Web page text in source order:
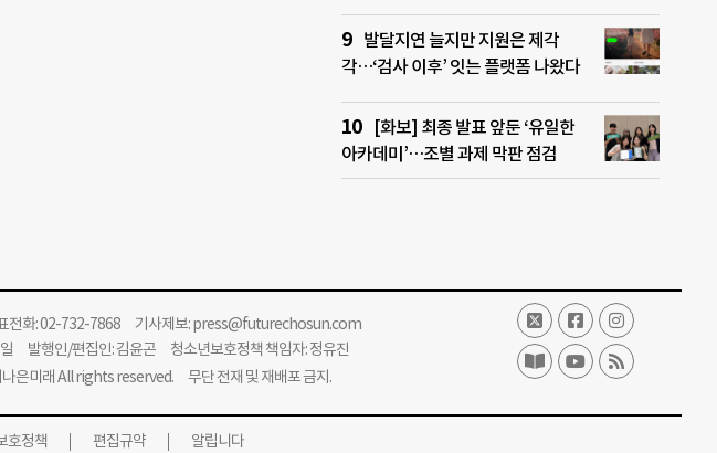
발달지연 늘지만 지원은 제각
각…‘검사 이후’ 잇는 플랫폼 나왔다
[화보] 최종 발표 앞둔 ‘유일한
아카데미’…조별 과제 막판 점검
전화: 02-732-7868 기사제보:press@futurechosun.com
발행인/편집인: 김윤곤 청소년보호정책 책임자: 정유진
은미래 All rights reserved. 무단 전재 및 재배포 금지.
호정책 편집규약 알립니다